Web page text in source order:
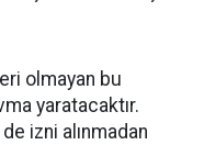
olmayan bu
yaratacaktır.
izni alınmadan